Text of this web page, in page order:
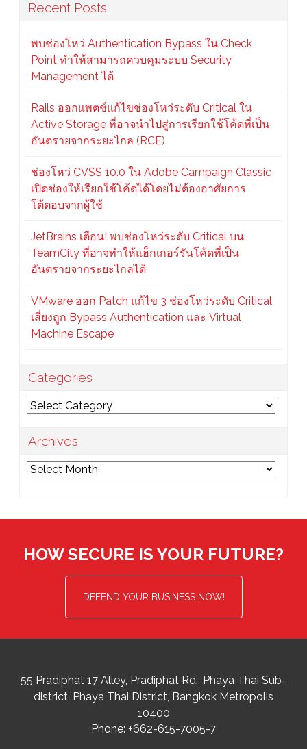
Recent Posts
พบช่องโหว่ Authentication Bypass ใน Check
Point ทำให้สามารถควบคุมระบบ Security
Management ได้
Rails ออกแพตช์แก้ไขช่องโหว่ระดับ Critical ใน
Active Storage ที่อาจนำไปสู่การเรียกใช้โค้ดที่เป็น
อันตรายจากระยะไกล (RCE)
ช่องโหว่ CVSS 10.0 ใน Adobe Campaign Classic
เปิดช่องให้เรียกใช้โค้ดได้โดยไม่ต้องอาศัยการ
โต้ตอบจากผู้ใช้
JetBrains เตือน! พบช่องโหว่ระดับ Critical บน
TeamCity ที่อาจทำให้แฮ็กเกอร์รันโค้ดที่เป็น
อันตรายจากระยะไกลได้
VMware ออก Patch แก้ไข 3 ช่องโหว่ระดับ Critical
เสี่ยงถูก Bypass Authentication และ Virtual
Machine Escape
Categories
Categories
Archives
Archives
HOW SECURE IS YOUR FUTURE?
DEFEND YOUR BUSINESS NOW!
55 Pradiphat 17 Alley, Pradiphat Rd., Phaya Thai Sub-
district Phaya Thai District, Bangkok Metropolis
10400
Phone: +662-615-7005-7